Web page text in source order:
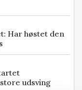
Har høstet den
udsving